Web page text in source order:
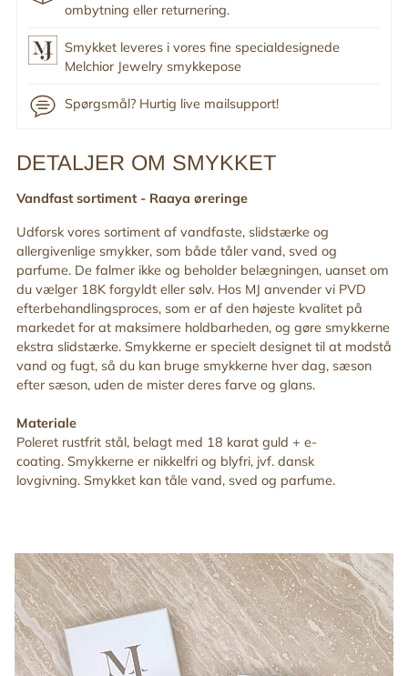
ombytning eller returnering.
Smykket leveres i vores fine specialdesignede
Melchior Jewelry smykkepose
Spørgsmål? Hurtig live mailsupport!
Tilføj
til
din
indkøbskurv
DETALJER OM SMYKKET
Vandfast sortiment - Raaya øreringe
Udforsk vores sortiment af vandfaste, slidstærke og
allergivenlige smykker, som både tåler vand, sved og
parfume. De falmer ikke og beholder belægningen, uanset om
du vælger 18K forgyldt eller sølv. Hos MJ anvender vi PVD
efterbehandlingsproces, som er af den højeste kvalitet på
markedet for at maksimere holdbarheden, og gøre smykkerne
ekstra slidstærke. Smykkerne er specielt designet til at modstå
vand og fugt, så du kan bruge smykkerne hver dag, sæson
efter sæson, uden de mister deres farve og glans.
Materiale
Poleret rustfrit stål, belagt med 18 karat guld + e-
coating. Smykkerne er nikkelfri og blyfri, jvf. dansk
lovgivning. Smykket kan tåle vand, sved og parfume.